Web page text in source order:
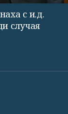
с и.д.
случая